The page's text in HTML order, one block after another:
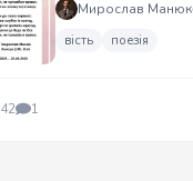
Мирослав Манюк
вість поезія
42 1